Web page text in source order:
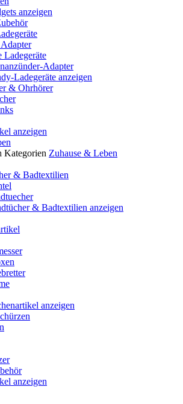
anzeigen
Ladegeräte
Adapter
Ladegeräte anzeigen
& Ohrhörer
anzeigen
Kategorien Zuhause & Leben
& Badtextilien
& Badtextilien anzeigen
anzeigen
anzeigen